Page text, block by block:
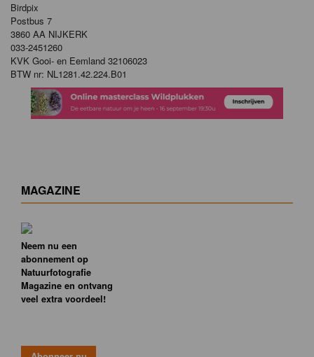
Birdpix
Postbus 7
3860 AA NIJKERK
033-2451260
KVK Gooi- en Eemland 32106023
BTW nr: NL1281.42.224.B01
MAGAZINE
Neem nu een
abonnement op
Natuurfotografie
Magazine en ontvang
veel extra voordeel!